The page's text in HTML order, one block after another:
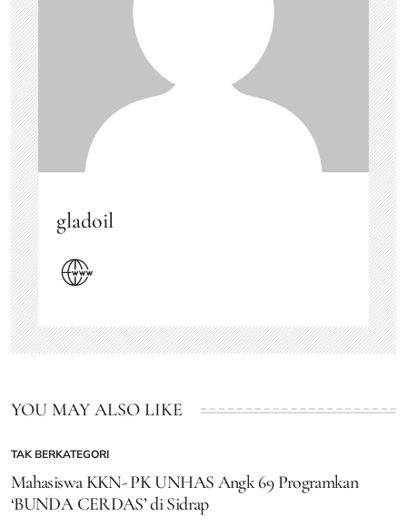
gladoil
YOU MAY ALSO LIKE
POSTED
IN
TAK BERKATEGORI
Mahasiswa KKN- PK UNHAS Angk 69 Programkan
‘BUNDA CERDAS’ di Sidrap